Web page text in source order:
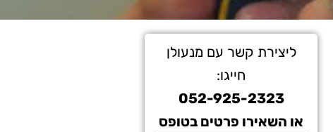
ליצירת קשר עם מנעולן
חייגו:
052-925-2323
או השאירו פרטים בטופס